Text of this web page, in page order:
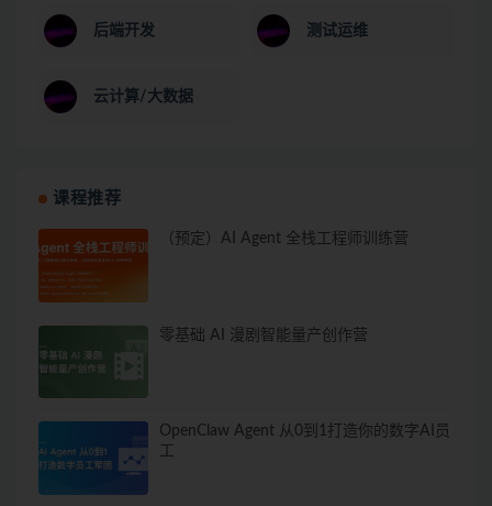
后端开发 测试运维
云计算/大数据
课程推荐
（预定）AI Agent 全栈工程师训练营
零基础 AI 漫剧智能量产创作营
OpenClaw Agent 从0到1打造你的数字AI员